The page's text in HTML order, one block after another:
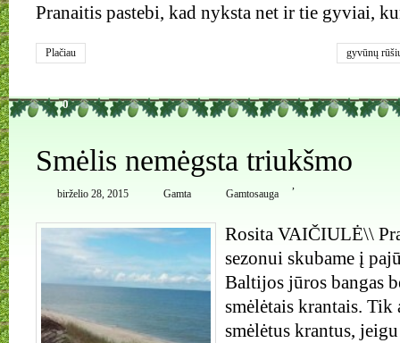
Pranaitis pastebi, kad nyksta net ir tie gyviai,
Plačiau gyvūnų
0
Smėlis nemėgsta triukšmo
birželio 28, 2015 Gamta
,
Gamtosauga
Rosita VAIČIULĖ\\
sezonui skubame į
Baltijos jūros bangas
smėlėtais krantais. Tik
smėlėtus krantus,